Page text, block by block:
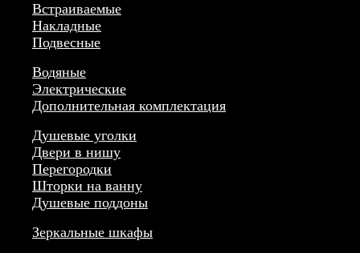
Встраиваемые
Накладные
Подвесные
Водяные
Электрические
Дополнительная комплектация
Душевые уголки
Двери в нишу
Перегородки
Шторки на ванну
Душевые поддоны
Зеркальные шкафы